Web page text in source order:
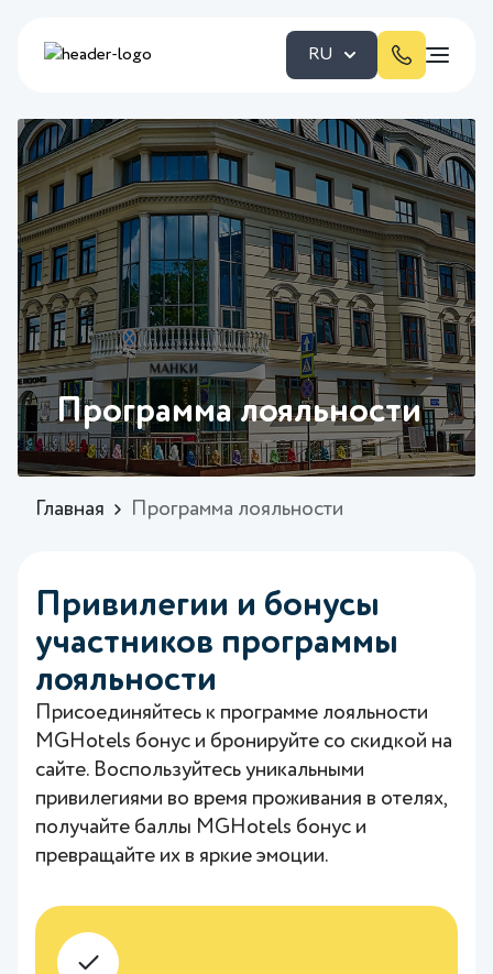
RU
Программа лояльности
Главная Программа лояльности
Привилегии и бонусы
участников программы
лояльности
Присоединяйтесь к программе лояльности
MGHotels бонус и бронируйте со скидкой на
сайте. Воспользуйтесь уникальными
привилегиями во время проживания в отелях,
получайте баллы MGHotels бонус и
превращайте их в яркие эмоции.